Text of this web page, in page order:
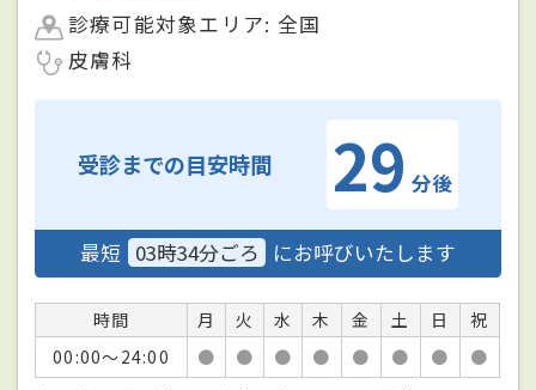
診療可能対象エリア: 全国
皮膚科
受診までの目安時間 29 分後
最短 03時34分ごろ にお呼びいたします
時間 月 火 水 木 金 土 日
祝
00:00〜24:00
● ● ● ● ● ● ●
●